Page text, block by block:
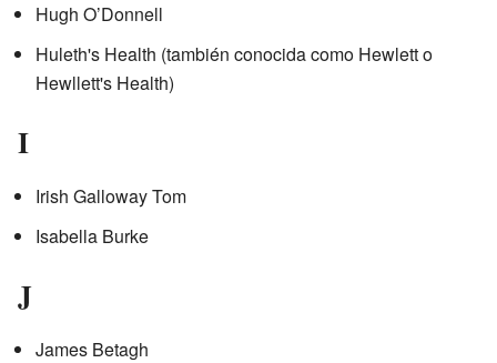
Hugh O’Donnell
Huleth's Health (también conocida como Hewlett o
Hewllett's Health)
I
Irish Galloway Tom
Isabella Burke
J
James Betagh